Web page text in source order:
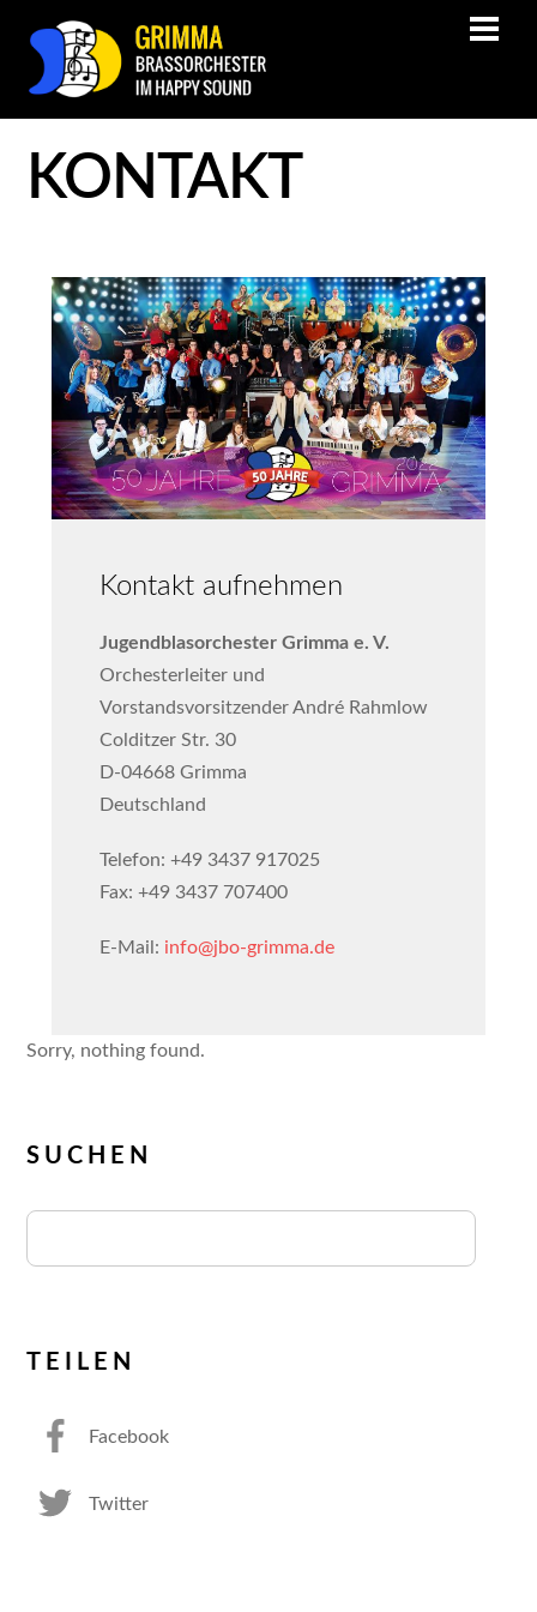
KONTAKT
Kontakt aufnehmen
Jugendblasorchester Grimma e. V.
Orchesterleiter und
Vorstandsvorsitzender André Rahmlow
Colditzer Str. 30
D-04668 Grimma
Deutschland
Telefon: +49 3437 917025
Fax: +49 3437 707400
E-Mail: info@jbo-grimma.de
Sorry, nothing found.
SUCHEN
TEILEN
Facebook
Twitter